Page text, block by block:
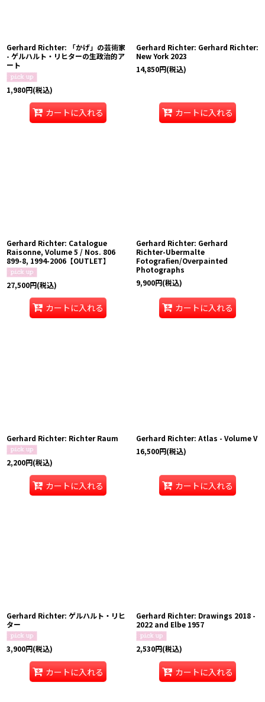
Gerhard Richter: 「かげ」の芸術家
- ゲルハルト・リヒターの生政治的ア
ート
1,980円(税込)
カートに入れる
Gerhard Richter: Gerhard Richter:
New York 2023
14,850円(税込)
カートに入れる
Gerhard Richter: Catalogue
Raisonne, Volume 5 / Nos. 806
899-8, 1994-2006【OUTLET】
27,500円(税込)
カートに入れる
Gerhard Richter: Gerhard
Richter-Ubermalte
Fotografien/Overpainted
Photographs
9,900円(税込)
カートに入れる
Gerhard Richter: Richter Raum
2,200円(税込)
カートに入れる
Gerhard Richter: Atlas - Volume V
16,500円(税込)
カートに入れる
Gerhard Richter: ゲルハルト・リヒ
ター
3,900円(税込)
カートに入れる
Gerhard Richter: Drawings 2018 -
2022 and Elbe 1957
2,530円(税込)
カートに入れる